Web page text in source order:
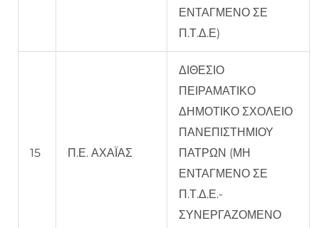
ΕΝΤΑΓΜΕΝΟ ΣΕ
Π.Τ.Δ.Ε)
15 Π.Ε. ΑΧΑΪΑΣ
ΔΙΘΕΣΙΟ
ΠΕΙΡΑΜΑΤΙΚΟ
ΔΗΜΟΤΙΚΟ ΣΧΟΛΕΙΟ
ΠΑΝΕΠΙΣΤΗΜΙΟΥ
ΠΑΤΡΩΝ (ΜΗ
ΕΝΤΑΓΜΕΝΟ ΣΕ
Π.Τ.Δ.Ε.-
ΣΥΝΕΡΓΑΖΟΜΕΝΟ